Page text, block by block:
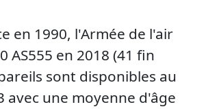
en 1990, l'Armée de l'air
AS555 en 2018 (41 fin
sont disponibles au
avec une moyenne d'âge